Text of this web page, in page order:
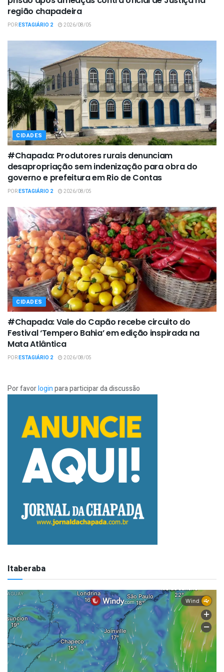
região chapadeira
PORESTAGIÁRIO 2 2026/08/05
CIDADES
#Chapada: Produtores rurais denunciam
desapropriação sem indenização para obra do
governo e prefeitura em Rio de Contas
PORESTAGIÁRIO 2 2026/08/05
CIDADES
#Chapada: Vale do Capão recebe circuito do
Festival ‘Tempero Bahia’ em edição inspirada na
Mata Atlântica
PORESTAGIÁRIO 2 2026/08/05
Por favorloginpara participar da discussão
Itaberaba